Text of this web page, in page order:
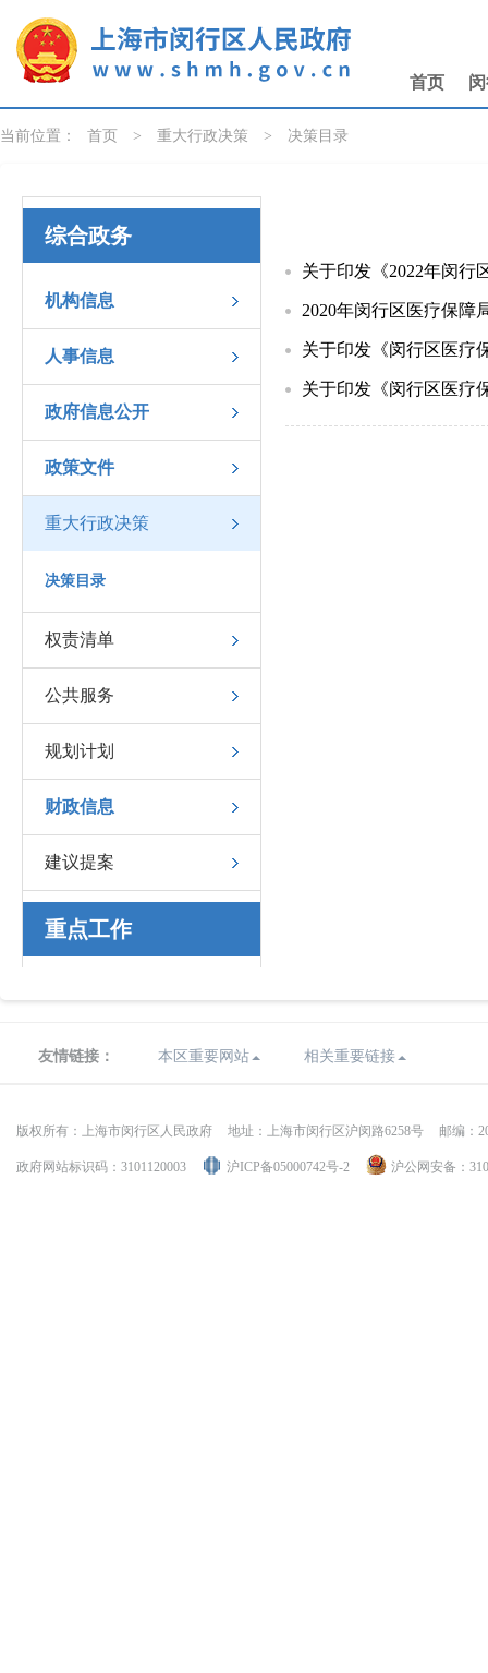
首页
当前位置： 首页 > 重大行政决策 > 决策目录
综合政务
机构信息
人事信息
政府信息公开
政策文件
重大行政决策
决策目录
权责清单
公共服务
规划计划
财政信息
建议提案
重点工作
关于印发《2022年闵行
2020年闵行区医疗保障
关于印发《闵行区医疗
关于印发《闵行区医疗
友情链接： 本区重要网站 相关重要链接
版权所有：上海市闵行区人民政府 地址：上海市闵行区沪闵路6258号 邮编：
政府网站标识码：3101120003 沪ICP备05000742号-2 沪公网安备：